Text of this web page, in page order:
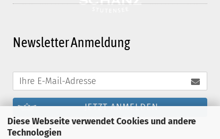
Diese Webseite verwendet Cookies und andere
Technologien
Newsletter Anmeldung
JETZT ANMELDEN